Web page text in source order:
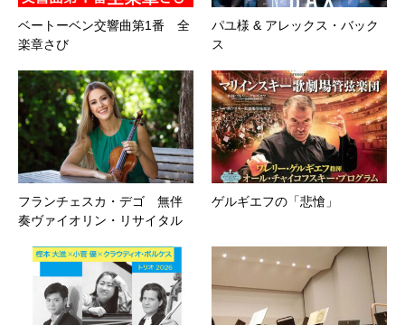
ベートーベン交響曲第1番 全
楽章さび
パユ様 & アレックス・バック
ス
フランチェスカ・デゴ 無伴
奏ヴァイオリン・リサイタル
ゲルギエフの「悲愴」